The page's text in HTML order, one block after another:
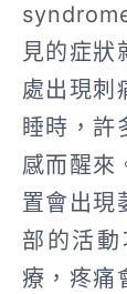
見的症狀
處出現刺
睡時，許
感而醒來
置會出現
部的活
療，疼痛